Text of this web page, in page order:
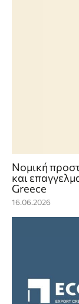
Νομική
και
Greece
16.06.2026